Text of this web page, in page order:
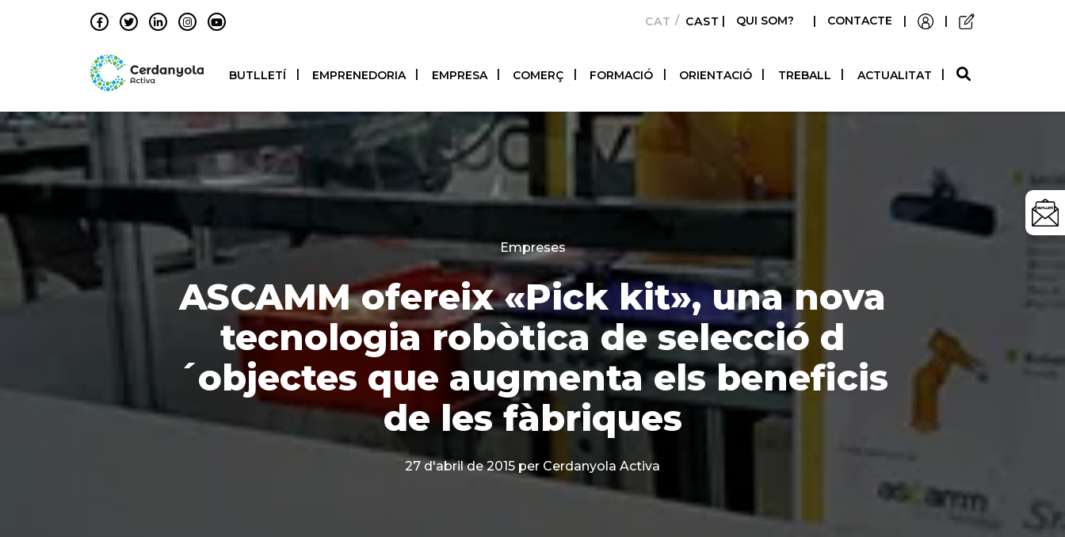
CATALÀCASTELLANO
| QUI SOM? | CONTACTE | |
BUTLLETÍ EMPRENEDORIA EMPRESA COMERÇ FORMACIÓ ORIENTACIÓ TREBALL ACTUALITAT
Categories
Empreses
ASCAMM ofereix «Pick kit», una nova
tecnologia robòtica de selecció d
´objectes que augmenta els beneficis
de les fàbriques
27 d'abril de 2015 per Cerdanyola Activa